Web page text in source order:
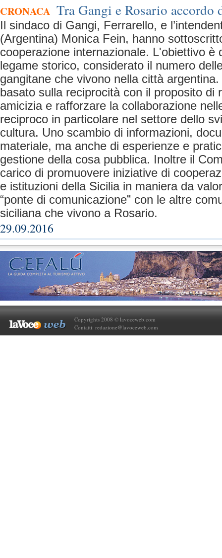
CRONACA Tra Gangi e Rosario accordo
Il sindaco di Gangi, Ferrarello, e
(Argentina) Monica Fein, hanno
cooperazione internazionale. L'obiettivo è
legame storico, considerato il numero
gangitane che vivono nella città
basato sulla reciprocità con il proposito di
amicizia e rafforzare la collaborazione
reciproco in particolare nel settore dello
cultura. Uno scambio di informazioni,
materiale, ma anche di esperienze e
gestione della cosa pubblica. Inoltre il
carico di promuovere iniziative di
e istituzioni della Sicilia in maniera da
“ponte di comunicazione” con le altre
siciliana che vivono a Rosario.
29.09.2016
Copyrights 2008 © lavoceweb.com
Contatti: redazione@lavoceweb.com